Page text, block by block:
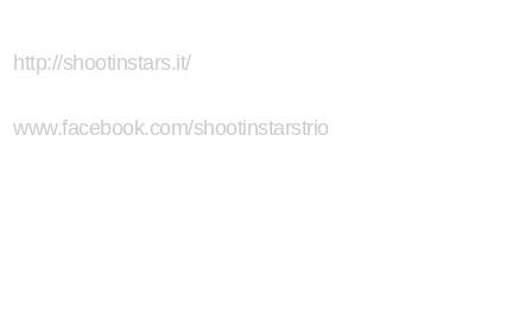
http://shootinstars.it/
www.facebook.com/shootinstarstrio